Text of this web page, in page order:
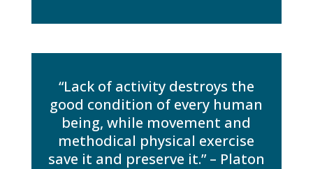
“Lack of activity destroys the
good condition of every human
being, while movement and
methodical physical exercise
save it and preserve it.” – Platon